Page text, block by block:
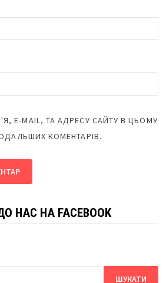
E-MAIL, ТА АДРЕСУ САЙТУ В ЦЬОМУ
КОМЕНТАРІВ.
НАС НА FACEBOOK